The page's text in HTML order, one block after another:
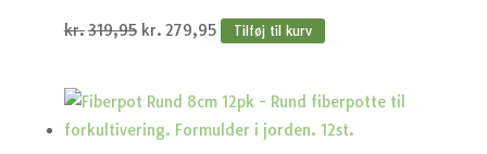
kr.319,95 Den
var:
kr.319,95.
kr. 279,95Den
er:
kr.279,95.
Tilføj til kurv